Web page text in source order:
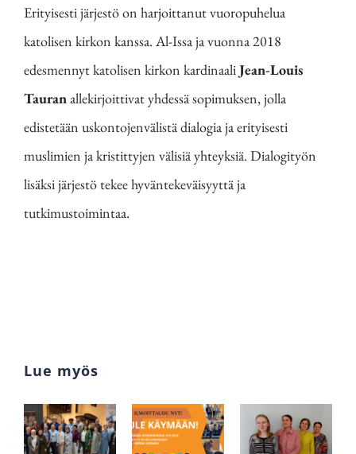
Erityisesti järjestö on harjoittanut vuoropuhelua
katolisen kirkon kanssa. Al-Issa ja vuonna 2018
edesmennyt katolisen kirkon kardinaaliJean-Louis
Tauranallekirjoittivat yhdessä sopimuksen, jolla
edistetään uskontojenvälistä dialogia ja erityisesti
muslimien ja kristittyjen välisiä yhteyksiä. Dialogityön
lisäksi järjestö tekee hyväntekeväisyyttä ja
tutkimustoimintaa.
Lue myös